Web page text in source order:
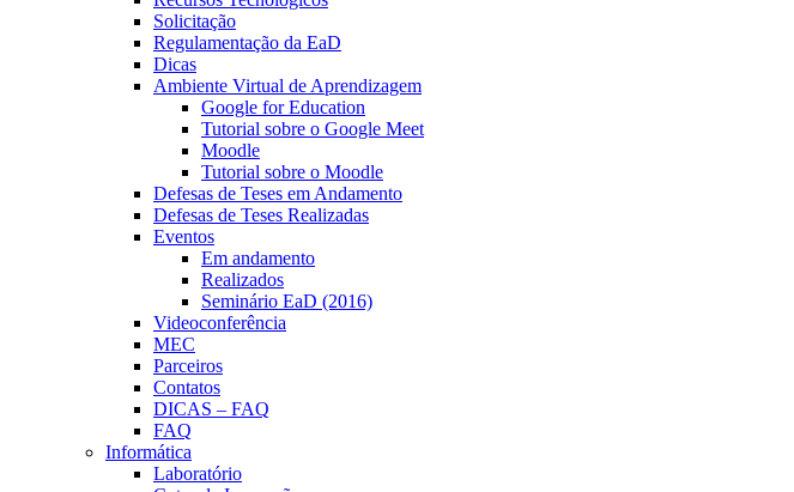
Solicitação
Regulamentação da EaD
Dicas
Ambiente Virtual de Aprendizagem
Google for Education
Tutorial sobre o Google Meet
Moodle
Tutorial sobre o Moodle
Defesas de Teses em Andamento
Defesas de Teses Realizadas
Eventos
Em andamento
Realizados
Seminário EaD (2016)
Videoconferência
MEC
Parceiros
Contatos
DICAS – FAQ
FAQ
Informática
Laboratório